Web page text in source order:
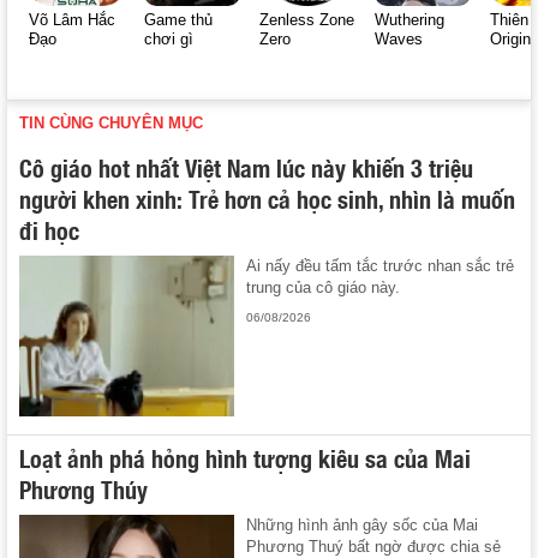
Võ Lâm Hắc
Đạo
Game thủ
chơi gì
Zenless Zone
Zero
Wuthering
Waves
Thiên
Origin
TIN CÙNG CHUYÊN MỤC
Cô giáo hot nhất Việt Nam lúc này khiến 3 triệu
người khen xinh: Trẻ hơn cả học sinh, nhìn là muốn
đi học
Ai nấy đều tấm tắc trước nhan sắc trẻ
trung của cô giáo này.
06/08/2026
Loạt ảnh phá hỏng hình tượng kiêu sa của Mai
Phương Thúy
Những hình ảnh gây sốc của Mai
Phương Thuý bất ngờ được chia sẻ